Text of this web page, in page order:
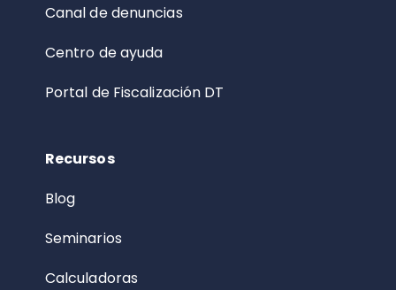
Canal de denuncias
Centro de ayuda
Portal de Fiscalización DT
Recursos
Blog
Seminarios
Calculadoras